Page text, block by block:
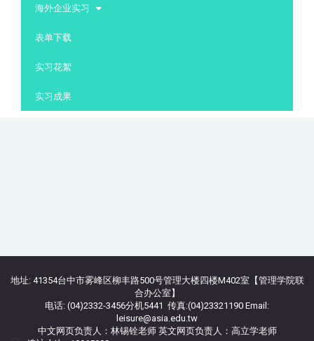
海外企业实习
表单下载
实习花絮
实习成果
地址: 41354台中市雾峰区柳丰路500号管理大楼四楼M402室【管理学院联
合办公室】
电话: (04)2332-3456分机5441 传真:(04)23321190 Email:
leisure@asia.edu.tw
中文网页负责人：林锡铨老师 英文网页负责人：高立学老师